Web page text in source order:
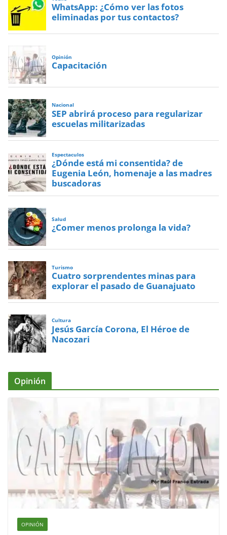
WhatsApp: ¿Cómo ver las fotos
eliminadas por tus contactos?
Opinión
Capacitación
Nacional
SEP abrirá proceso para regularizar
escuelas militarizadas
Espectaculos
¿Dónde está mi consentida? de
Eugenia León, homenaje a las madres
buscadoras
Salud
¿Comer menos prolonga la vida?
Turismo
Cuatro sorprendentes minas para
explorar el pasado de Guanajuato
Cultura
Jesús García Corona, El Héroe de
Nacozari
Opinión
OPINIÓN